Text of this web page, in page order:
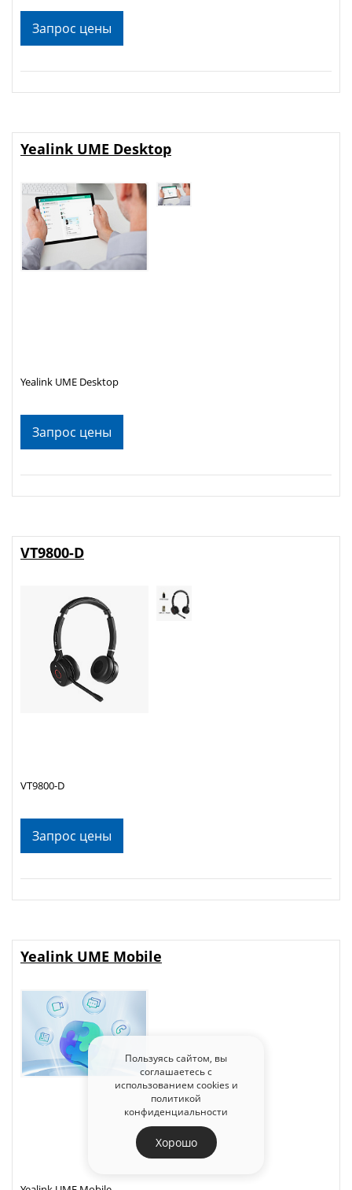
Запрос цены
Запрос цены
Yealink UME Desktop
Yealink UME Desktop
Запрос цены
VT9800-D
VT9800-D
Yealink UME Mobile
Пользуясь сайтом, вы
соглашаетесь с
использованием cookies и
политикой
конфиденциальности
Хорошо